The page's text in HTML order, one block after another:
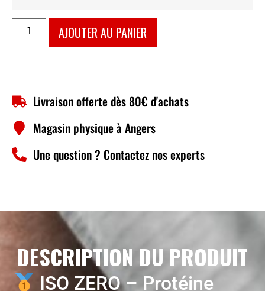
AJOUTER AU PANIER
Livraison offerte dès 80€ d'achats
Magasin physique à Angers
Une question ? Contactez nos experts
DESCRIPTION DU PRODUIT
ISO ZERO – Protéine